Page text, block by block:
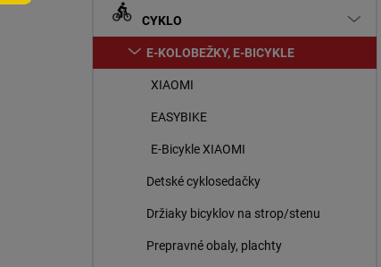
CYKLO
E-KOLOBEŽKY, E-BICYKLE
XIAOMI
EASYBIKE
E-Bicykle XIAOMI
Detské cyklosedačky
Držiaky bicyklov na strop/stenu
Prepravné obaly, plachty